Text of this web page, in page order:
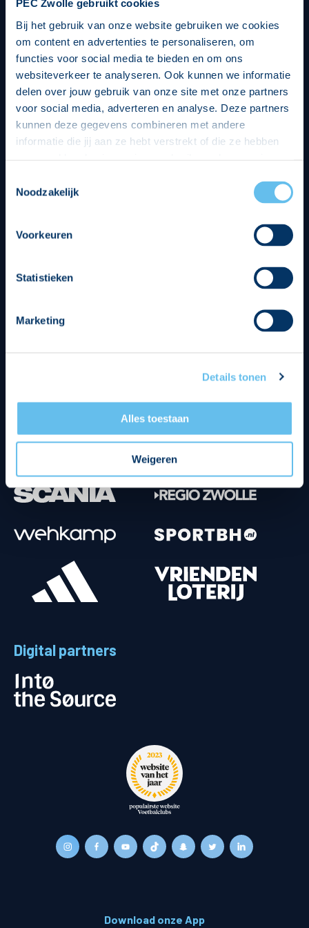
PEC Zwolle gebruikt cookies
Bij het gebruik van onze website gebruiken we cookies
om content en advertenties te personaliseren, om
functies voor social media te bieden en om ons
websiteverkeer te analyseren. Ook kunnen we informatie
delen over jouw gebruik van onze site met onze partners
voor social media, adverteren en analyse. Deze partners
kunnen deze gegevens combineren met andere
informatie die jij aan ze hebt verstrekt of die ze hebben
op een veilige en integere wijze. Je kunt je toestemming
beheren op de privacy- en cookieverklaring pagina.
Noodzakelijk
Voorkeuren
Statistieken
Marketing
Details tonen
Alles toestaan
Weigeren
Digital partners
Download onze App